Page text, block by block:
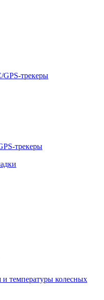
трекеры
трекеры
и температуры колесных